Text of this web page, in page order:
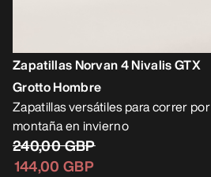
Zapatillas Norvan 4 Nivalis GTX
Grotto Hombre
Zapatillas versátiles para correr por
montaña en invierno
240,00 GBP
144,00 GBP